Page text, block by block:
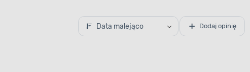
Data malejąco Dodaj opinię